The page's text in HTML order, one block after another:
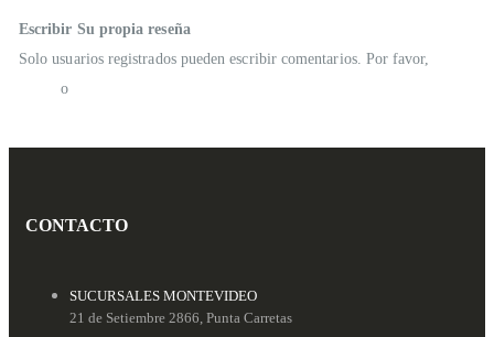
Escribir Su propia reseña
Solo usuarios registrados pueden escribir comentarios. Por favor,
o
CONTACTO
SUCURSALES MONTEVIDEO
21 de Setiembre 2866, Punta Carretas